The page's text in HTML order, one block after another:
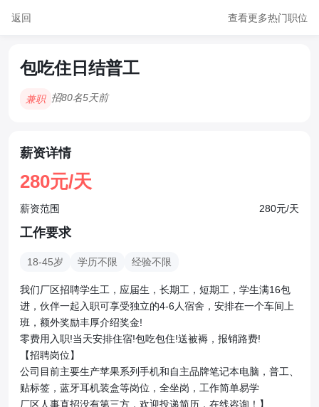
返回 查看更多热门职位
包吃住日结普工
兼职 招80名5天前
薪资详情
280元/天
薪资范围 280元/天
工作要求
18-45岁 学历不限 经验不限
我们厂区招聘学生工，应届生，长期工，短期工，学生满16包
进，伙伴一起入职可享受独立的4-6人宿舍，安排在一个车间上
班，额外奖励丰厚介绍奖金!
零费用入职!当天安排住宿!包吃包住!送被褥，报销路费!
【招聘岗位】
公司目前主要生产苹果系列手机和自主品牌笔记本电脑，普工、
贴标签，蓝牙耳机装盒等岗位，全坐岗，工作简单易学
厂区人事直招没有第三方，欢迎投递简历，在线咨询！】